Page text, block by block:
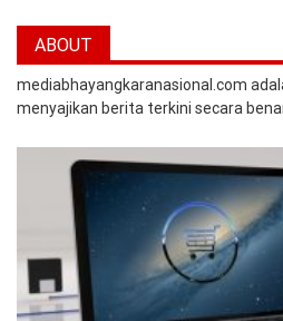
ABOUT
mediabhayangkaranasional.com
menyajikan berita terkini secara